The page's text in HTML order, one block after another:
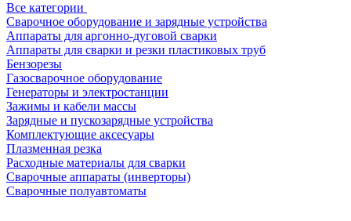
Все категории
Сварочное оборудование и зарядные устройства
Аппараты для аргонно-дуговой сварки
Аппараты для сварки и резки пластиковых труб
Бензорезы
Газосварочное оборудование
Генераторы и электростанции
Зажимы и кабели массы
Зарядные и пускозарядные устройства
Комплектующие аксесуары
Плазменная резка
Расходные материалы для сварки
Сварочные аппараты (инверторы)
Сварочные полуавтоматы